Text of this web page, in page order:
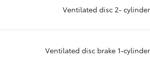
Ventilated disc 2- cylinder
Ventilated disc brake 1-cylinder